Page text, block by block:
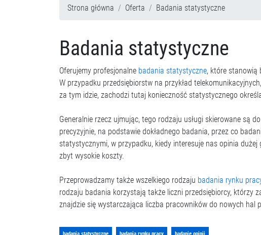
Strona główna Oferta Badania statystyczne
Badania statystyczne
Oferujemy profesjonalne badania statystyczne, które stanowią
W przypadku przedsiębiorstw na przykład
za tym idzie, zachodzi tutaj konieczność statystycznego
Generalnie rzecz ujmując, tego rodzaju usługi skierowane są
precyzyjnie, na podstawie dokładnego badania, przez co
statystycznymi, w przypadku, kiedy interesuje nas opinia dużej
zbyt wysokie koszty.
Przeprowadzamy także wszelkiego rodzaju badania rynku
rodzaju badania korzystają także liczni przedsiębiorcy, którzy
znajdzie się wystarczająca liczba pracowników do nowych hal